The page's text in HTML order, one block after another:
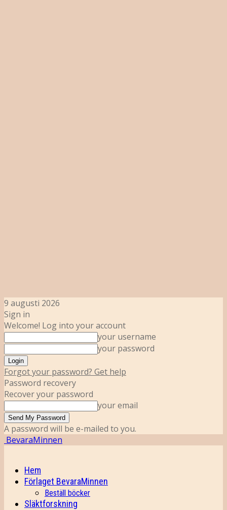
9 augusti 2026
Sign in
Welcome! Log into your account
your username
your password
Forgot your password? Get help
Password recovery
Recover your password
your email
A password will be e-mailed to you.
BevaraMinnen
Hem
Förlaget BevaraMinnen
Beställ böcker
Släktforskning